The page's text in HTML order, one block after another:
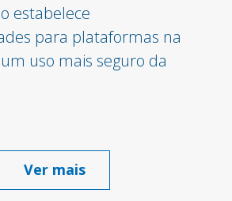
estabelece
para plataformas na
uso mais seguro da
Ver mais